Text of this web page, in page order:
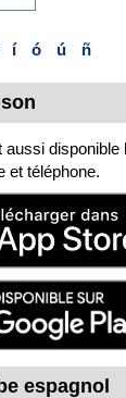
í ó ú ñ
aussi
et téléphone.
espagnol